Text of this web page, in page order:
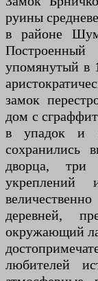
руины
в районе
упомянутый в
замок
дом с
в упадок и
сохранились
дворца, три
укреплений
деревней,
окружающий
любителей